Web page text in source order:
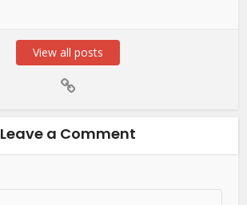
View all posts
Leave a Comment